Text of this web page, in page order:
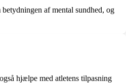
af ​​mental sundhed, og
hjælpe med atletens tilpasning